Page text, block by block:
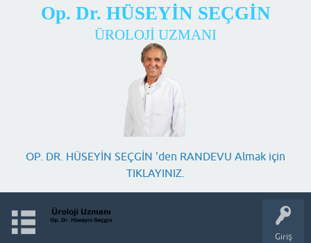
Op. Dr. HÜSEYİN SEÇGİN
ÜROLOJİ UZMANI
OP. DR. HÜSEYİN SEÇGİN 'den RANDEVU Almak için
TIKLAYINIZ.
Giriş